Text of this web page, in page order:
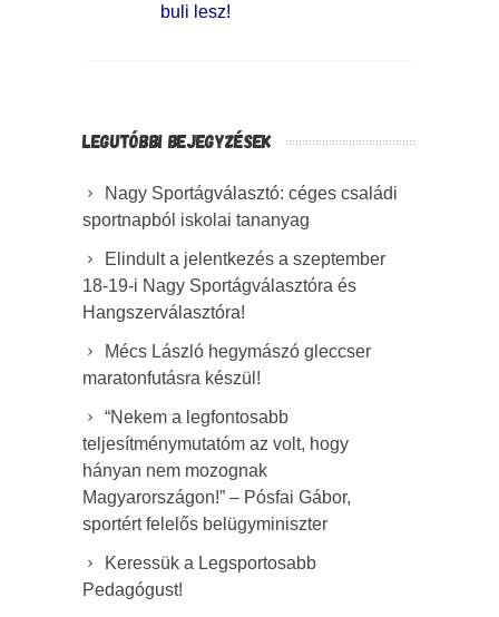
buli lesz!
LEGUTÓBBI BEJEGYZÉSEK
Nagy Sportágválasztó: céges családi
sportnapból iskolai tananyag
Elindult a jelentkezés a szeptember
18-19-i Nagy Sportágválasztóra és
Hangszerválasztóra!
Mécs László hegymászó gleccser
maratonfutásra készül!
“Nekem a legfontosabb
teljesítménymutatóm az volt, hogy
hányan nem mozognak
Magyarországon!” – Pósfai Gábor,
sportért felelős belügyminiszter
Keressük a Legsportosabb
Pedagógust!